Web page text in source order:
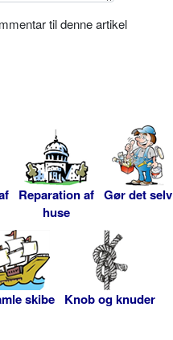
til denne artikel
Reparation af
huse
Gør det selv
skibe Knob og knuder